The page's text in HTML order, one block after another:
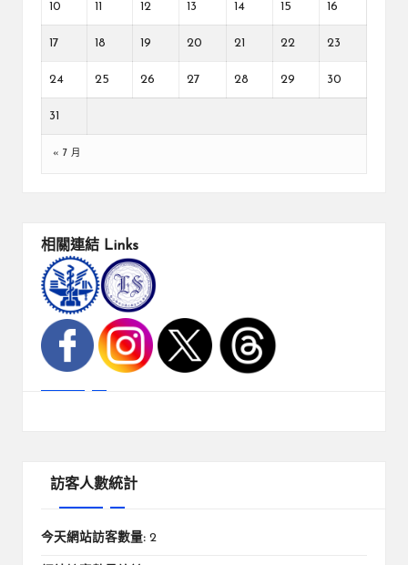
10 12 13 14 15 16
17 18 19 20 21 22 23
24 25 26 27 28 29 30
31
« 7 月
相關連結 Links
訪客人數統計
今天網站訪客數量: 2